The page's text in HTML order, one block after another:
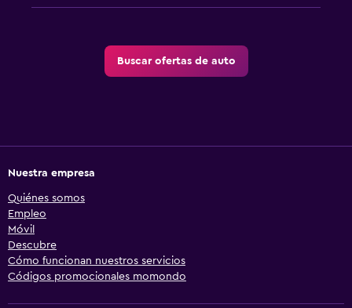
Buscar ofertas de auto
Nuestra empresa
Quiénes somos
Empleo
Móvil
Descubre
Cómo funcionan nuestros servicios
Códigos promocionales momondo